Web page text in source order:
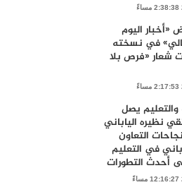
«أخبار اليوم
في نسخته
شعار «فرص بلا
والتعليم يصل
نظيره الياباني
التعاون
في التعليم
أحدث التطورات